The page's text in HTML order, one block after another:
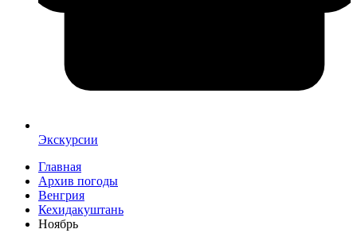
Экскурсии
Главная
Архив погоды
Венгрия
Кехидакуштань
Ноябрь